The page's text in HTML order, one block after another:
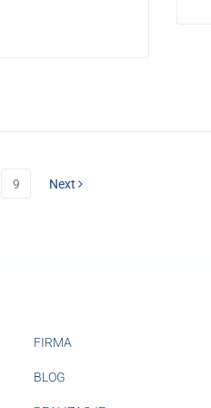
9 Next
FIRMA
BLOG